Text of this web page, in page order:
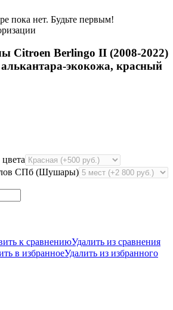
пока нет. Будьте первым!
Citroen Berlingo II (2008-2022)
экокожа, красный
СПб (Шушары)
к сравнениюУдалить из сравнения
в избранноеУдалить из избранного